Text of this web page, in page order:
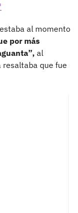
al momento
por más
al
que fue